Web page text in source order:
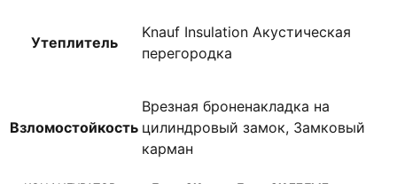
Утеплитель
Knauf Insulation Акустическая
перегородка
Взломостойкость
Врезная броненакладка на
цилиндровый замок, Замковый
карман